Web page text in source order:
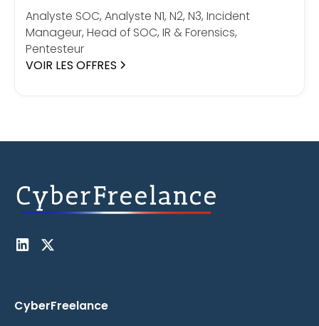
Analyste SOC, Analyste N1, N2, N3, Incident
Manageur, Head of SOC, IR & Forensics,
Pentesteur
VOIR LES OFFRES
CyberFreelance